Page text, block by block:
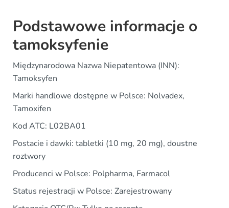
Podstawowe informacje o
tamoksyfenie
Międzynarodowa Nazwa Niepatentowa (INN):
Tamoksyfen
Marki handlowe dostępne w Polsce: Nolvadex,
Tamoxifen
Kod ATC: L02BA01
Postacie i dawki: tabletki (10 mg, 20 mg), doustne
roztwory
Producenci w Polsce: Polpharma, Farmacol
Status rejestracji w Polsce: Zarejestrowany